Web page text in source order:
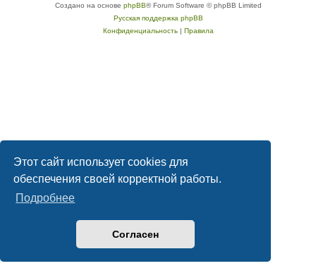
Этот сайт использует cookies для
обеспечения своей корректной работы.
Подробнее
Согласен
Создано на основе phpBB® Forum Software © phpBB Limited
Русская поддержка phpBB
Конфиденциальность| Правила